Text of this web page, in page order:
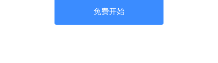
免费开始